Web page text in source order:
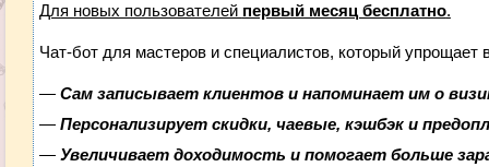
Для новых пользователей первый месяц бесплатно.
Чат-бот для мастеров и специалистов, который упрощает
— Сам записывает клиентов и напоминает им о
— Персонализирует скидки, чаевые, кэшбэк и
— Увеличивает доходимость и помогает больше